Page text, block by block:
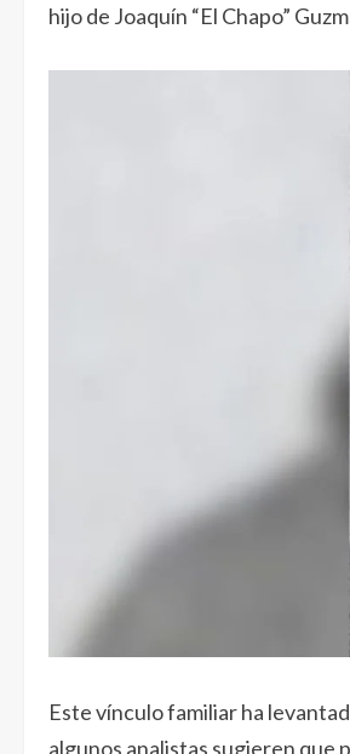
hijo de Joaquín “El Chapo”
Este vínculo familiar ha
algunos analistas sugieren que